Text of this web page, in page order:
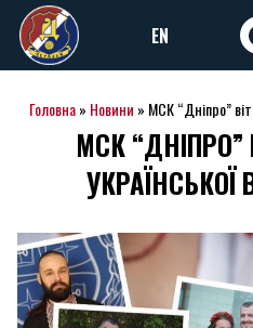
Skip
to
content
EN
Головна» Новини » МСК “Дніпро”
МСК “ДНІПРО”